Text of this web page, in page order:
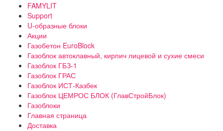
FAMYLIT
Support
U-образные блоки
Акции
Газобетон EuroBlock
Газоблок автоклавный, кирпич лицевой и сухие смеси
Газоблок ГБЗ-1
Газоблок ГРАС
Газоблок ИСТ-Казбек
Газоблок ЦЕМРОС БЛОК (ГлавСтройБлок)
Газоблоки
Главная страница
Доставка